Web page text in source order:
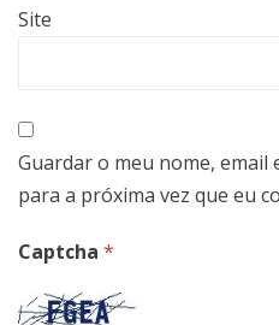
Site
Guardar o meu nome, email
para a próxima vez que eu
Captcha *